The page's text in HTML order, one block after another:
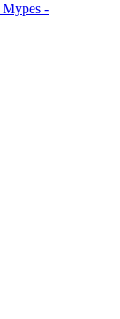
Mypes -